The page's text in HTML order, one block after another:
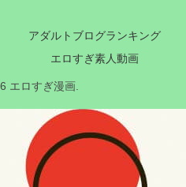
アダルトブログランキング
エロすぎ素人動画
エロすぎ漫画.